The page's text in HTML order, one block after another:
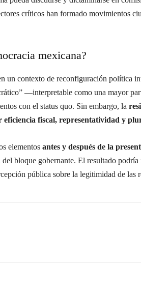
críticos han formado movimientos
mexicana?
un contexto de reconfiguración política
—interpretable como una mayor
con el status quo. Sin embargo, la
eficiencia fiscal, representatividad y
elementos antes y después de la
bloque gobernante. El resultado
pública sobre la legitimidad de las